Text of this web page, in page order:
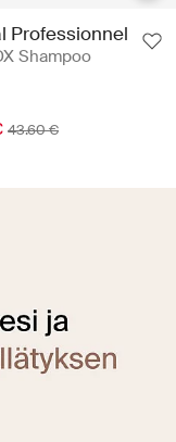
Professionnel
Shampoo
43.60 €